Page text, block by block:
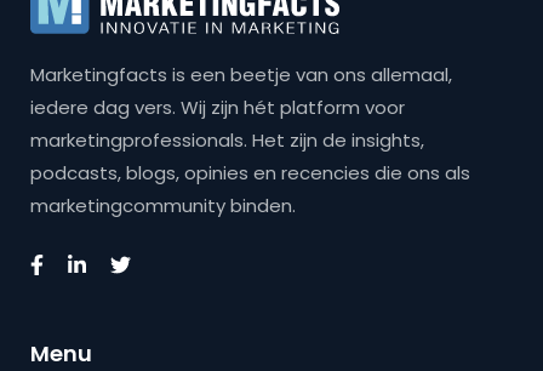
Marketingfacts is een beetje van ons allemaal,
iedere dag vers. Wij zijn hét platform voor
marketingprofessionals. Het zijn de insights,
podcasts, blogs, opinies en recencies die ons als
marketingcommunity binden.
Menu